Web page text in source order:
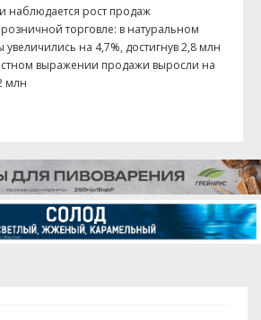
наблюдается рост продаж
торговле: в натуральном
на 4,7%, достигнув 2,8 млн
выражении продажи выросли на
млн